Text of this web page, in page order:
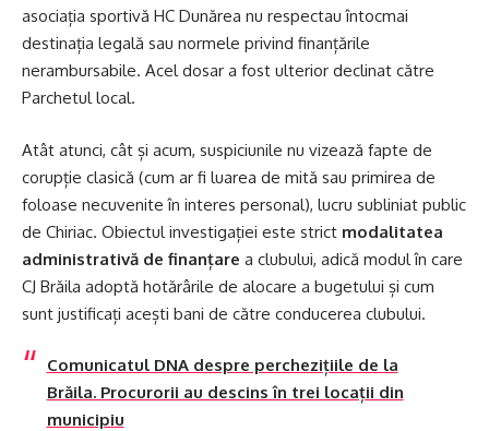
asociația sportivă HC Dunărea nu respectau întocmai
destinația legală sau normele privind finanțările
nerambursabile. Acel dosar a fost ulterior declinat către
Parchetul local.
Atât atunci, cât și acum, suspiciunile nu vizează fapte de
corupție clasică (cum ar fi luarea de mită sau primirea de
foloase necuvenite în interes personal), lucru subliniat public
de Chiriac. Obiectul investigației este strict modalitatea
administrativă de finanțare a clubului, adică modul în care
CJ Brăila adoptă hotărârile de alocare a bugetului și cum
sunt justificați acești bani de către conducerea clubului.
Comunicatul DNA despre perchezițiile de la
Brăila. Procurorii au descins în trei locații din
municipiu